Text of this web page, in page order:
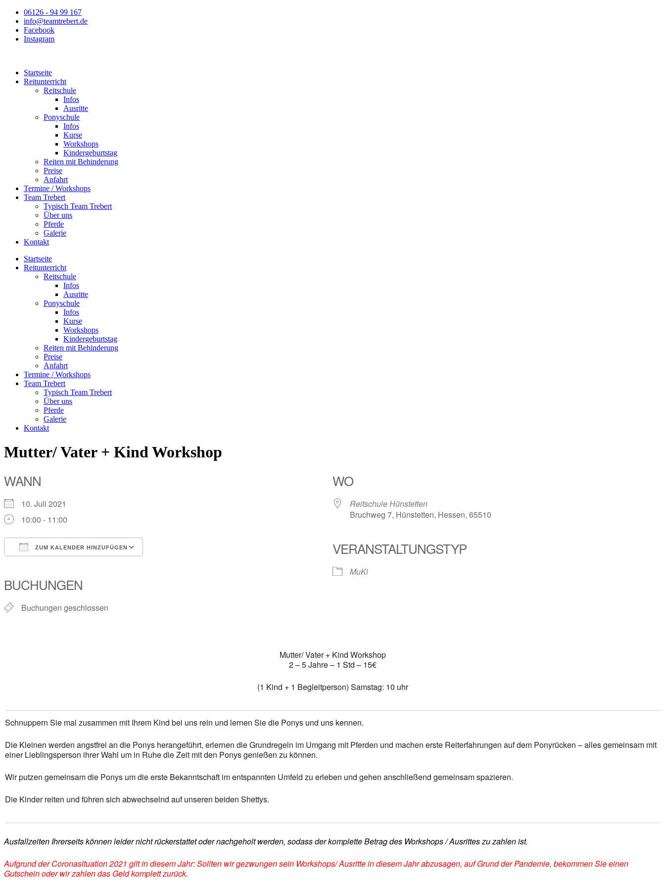
Zum
Inhalt
springen
06126 - 94 99 167
info@teamtrebert.de
Facebook
Instagram
Startseite
Reitunterricht
Reitschule
Infos
Ausritte
Ponyschule
Infos
Kurse
Workshops
Kindergeburtstag
Reiten mit Behinderung
Preise
Anfahrt
Termine / Workshops
Team Trebert
Typisch Team Trebert
Über uns
Pferde
Galerie
Kontakt
Startseite
Reitunterricht
Reitschule
Infos
Ausritte
Ponyschule
Infos
Kurse
Workshops
Kindergeburtstag
Reiten mit Behinderung
Preise
Anfahrt
Termine / Workshops
Team Trebert
Typisch Team Trebert
Über uns
Pferde
Galerie
Kontakt
Mutter/ Vater + Kind Workshop
WANN
10. Juli 2021
10:00 - 11:00
ZUM KALENDER HINZUFÜGEN
BUCHUNGEN
Buchungen geschlossen
WO
Reitschule Hünstetten
Bruchweg 7, Hünstetten, Hessen, 65510
VERANSTALTUNGSTYP
MuKi
Mutter/ Vater + Kind Workshop
2 – 5 Jahre – 1 Std – 15€
(1 Kind + 1 Begleitperson) Samstag: 10 uhr
Schnuppern Sie mal zusammen mit Ihrem Kind bei uns rein und lernen Sie die Ponys und uns kennen.
Die Kleinen werden angstfrei an die Ponys herangeführt, erlernen die Grundregeln im Umgang mit Pferden und machen erste Reiterfahrungen auf dem Ponyrücken – alles gemeinsam mit
einer Lieblingsperson ihrer Wahl um in Ruhe die Zeit mit den Ponys genießen zu können.
Wir putzen gemeinsam die Ponys um die erste Bekanntschaft im entspannten Umfeld zu erleben und gehen anschließend gemeinsam spazieren.
Die Kinder reiten und führen sich abwechselnd auf unseren beiden Shettys.
Ausfallzeiten Ihrerseits können leider nicht rückerstattet oder nachgeholt werden, sodass der komplette Betrag des Workshops / Ausrittes zu zahlen ist.
Aufgrund der Coronasituation 2021 gilt in diesem Jahr: Sollten wir gezwungen sein Workshops/ Ausritte in diesem Jahr abzusagen, auf Grund der Pandemie, bekommen Sie einen
Gutschein oder wir zahlen das Geld komplett zurück.